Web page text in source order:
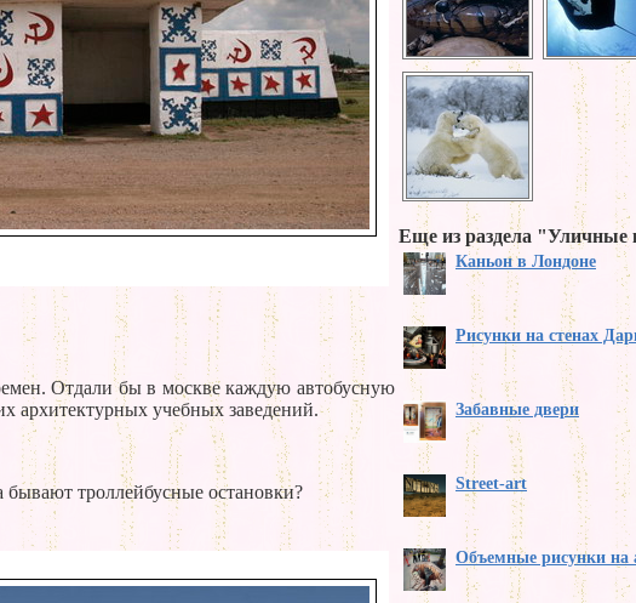
Отдали бы в москве каждую автобусную
архитектурных учебных заведений.
бывают троллейбусные остановки?
Еще из раздела "Уличные
Каньон в Лондоне
Рисунки на стенах
Забавные двери
Street-art
Объемные рисунки на